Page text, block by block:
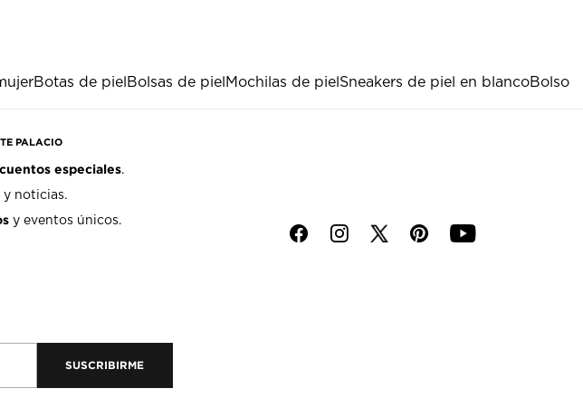
Botas de piel Bolsas de piel Mochilas de piel Sneakers de piel en blancoBolso
PALACIO
especiales.
y noticias.
y eventos únicos.
SUSCRIBIRME
f i p y